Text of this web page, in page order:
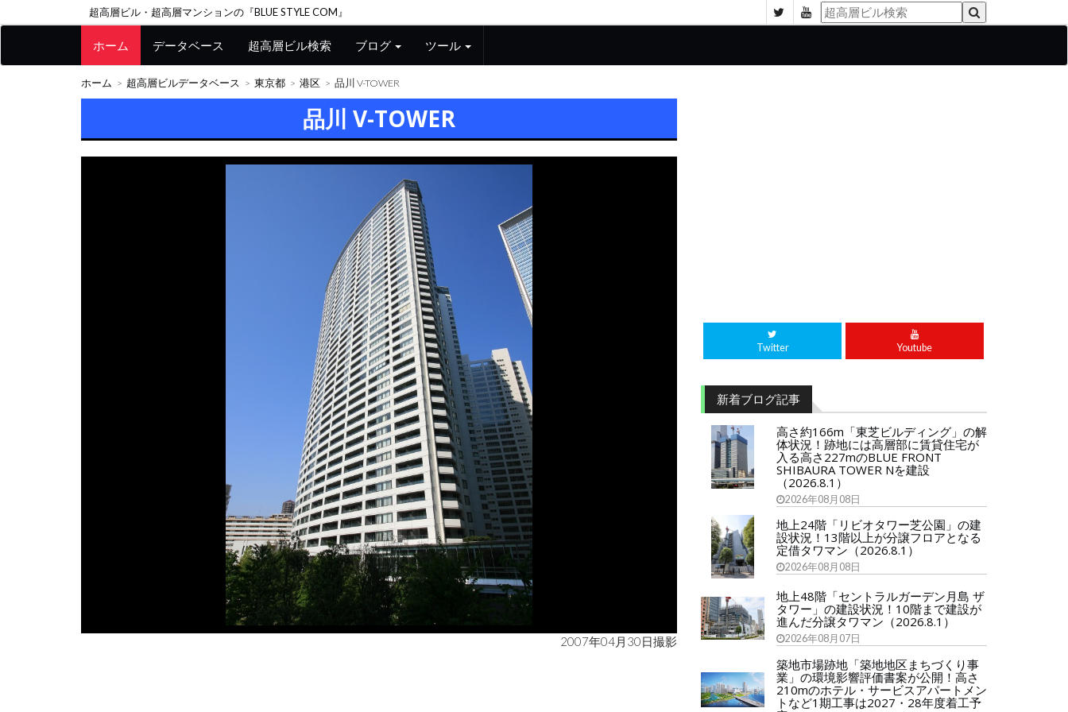
超高層ビル・超高層マンションの『BLUE STYLE COM』
ホーム データベース 超高層ビル検索 ブログ ツール
ホーム 超高層ビルデータベース 東京都 港区 品川 V-TOWER
品川 V-TOWER
2007年04月30日撮影
Twitter Youtube
新着ブログ記事
高さ約166m「東芝ビルディング」の解
体状況！跡地には高層部に賃貸住宅が
入る高さ227mのBLUE FRONT
SHIBAURA TOWER Nを建設
（2026.8.1）
2026年08月08日
地上24階「リビオタワー芝公園」の建
設状況！13階以上が分譲フロアとなる
定借タワマン（2026.8.1）
2026年08月08日
地上48階「セントラルガーデン月島 ザ
タワー」の建設状況！10階まで建設が
進んだ分譲タワマン（2026.8.1）
2026年08月07日
築地市場跡地「築地地区まちづくり事
業」の環境影響評価書案が公開！高さ
210mのホテル・サービスアパートメン
トなど1期工事は2027・28年度着工予